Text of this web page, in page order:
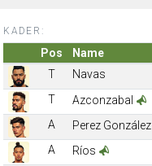
KADER:
Pos Name
T
Navas
T
Azconzabal
A
Perez González
A
Ríos